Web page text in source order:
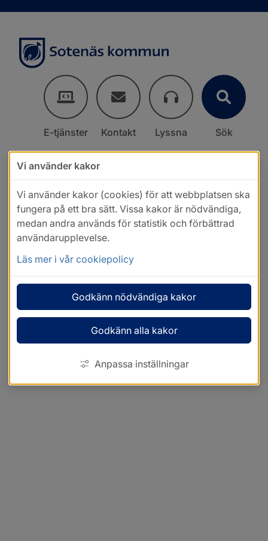
E-tjänster Kontakt Lyssna Sök
Vi använder kakor
Vi använder kakor (cookies) för att webbplatsen ska
fungera på ett bra sätt. Vissa kakor är nödvändiga,
medan andra används för statistik och förbättrad
användarupplevelse.
Läs mer i vår cookiepolicy
Godkänn nödvändiga kakor
Godkänn alla kakor
Anpassa inställningar